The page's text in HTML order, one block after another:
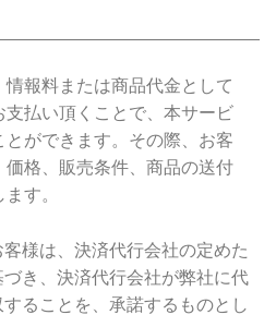
報料または商品代金として
払い頂くことで、本サービ
ができます。その際、お客
格、販売条件、商品の送付
す。
様は、決済代行会社の定めた
き、決済代行会社が弊社に代
ることを、承諾するものとし